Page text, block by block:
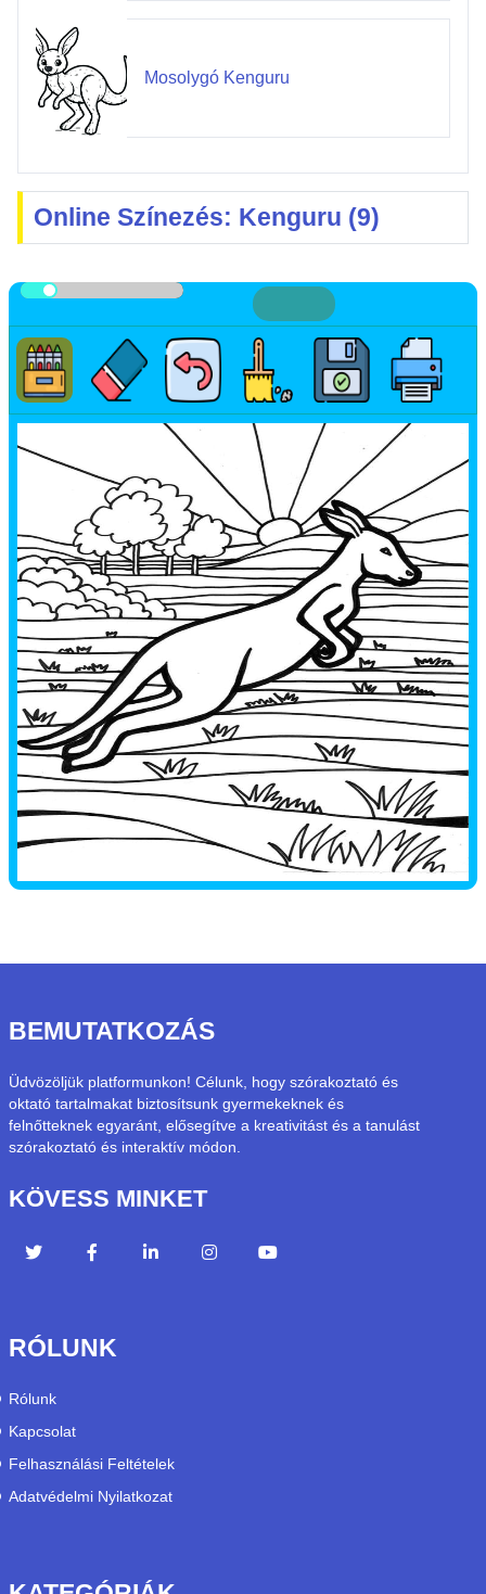
Mosolygó Kenguru
Online Színezés: Kenguru (9)
BEMUTATKOZÁS
Üdvözöljük platformunkon! Célunk, hogy szórakoztató és
oktató tartalmakat biztosítsunk gyermekeknek és
felnőtteknek egyaránt, elősegítve a kreativitást és a tanulást
szórakoztató és interaktív módon.
KÖVESS MINKET
RÓLUNK
Rólunk
Kapcsolat
Felhasználási Feltételek
Adatvédelmi Nyilatkozat